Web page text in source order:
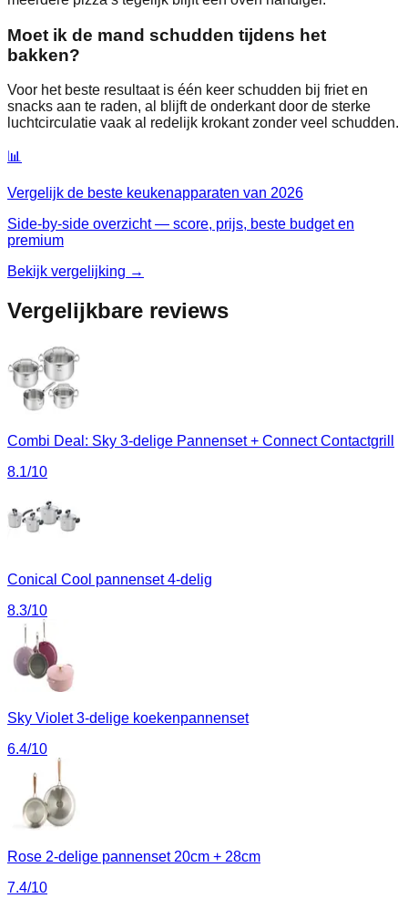
Moet ik de mand schudden tijdens het
bakken?
Voor het beste resultaat is één keer schudden bij friet en
snacks aan te raden, al blijft de onderkant door de sterke
luchtcirculatie vaak al redelijk krokant zonder veel schudden.
📊
Vergelijk de beste keukenapparaten van 2026
Side-by-side overzicht — score, prijs, beste budget en
premium
Bekijk vergelijking →
Vergelijkbare reviews
Combi Deal: Sky 3-delige Pannenset + Connect Contactgrill
8.1/10
Conical Cool pannenset 4-delig
8.3/10
Sky Violet 3-delige koekenpannenset
6.4/10
Rose 2-delige pannenset 20cm + 28cm
7.4/10